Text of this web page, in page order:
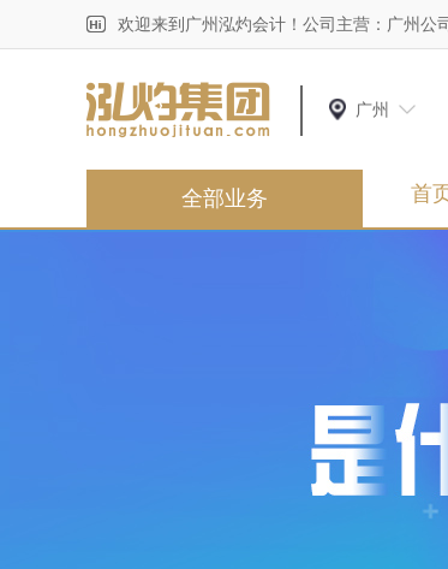
欢迎来到广州泓灼会计！公司主营：广州公
广州
全部业务 首